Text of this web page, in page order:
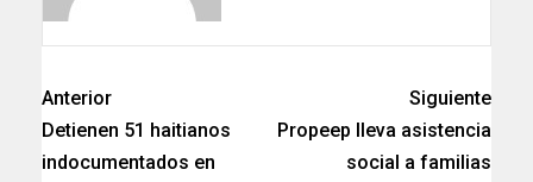
Anterior
Detienen 51 haitianos
indocumentados en
Siguiente
Propeep lleva asistencia
social a familias